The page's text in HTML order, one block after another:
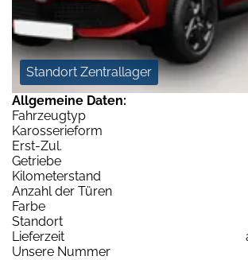
Standort Zentrallager
Allgemeine Daten:
Fahrzeugtyp
Karosserieform
Erst-Zul.
Getriebe
Kilometerstand
Anzahl der Türen
Farbe
Standort
Lieferzeit
Unsere Nummer